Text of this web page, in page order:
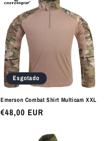
Esgotado
Emerson Combat Shirt Multicam XXL
Preço
€48,00 EUR